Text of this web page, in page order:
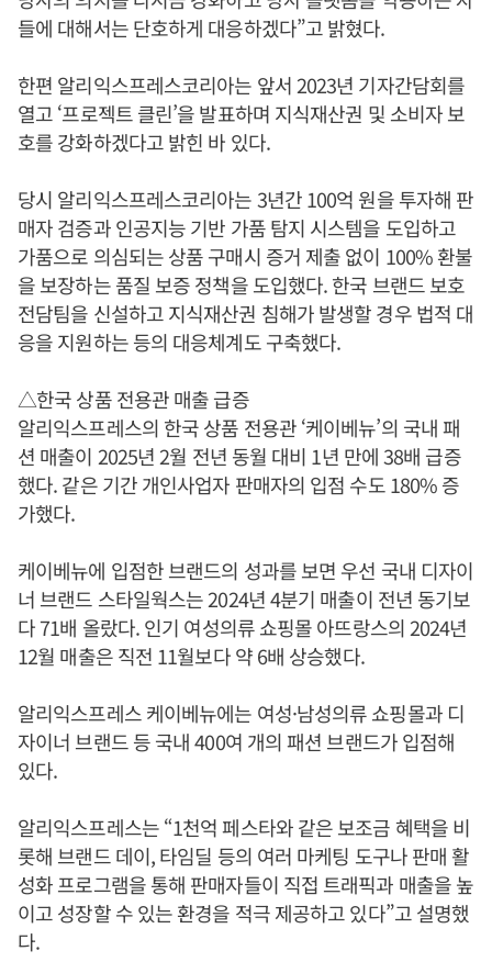
들에 대해서는 단호하게 대응하겠다”고 밝혔다.
한편 알리익스프레스코리아는 앞서 2023년 기자간담회를
열고 ‘프로젝트 클린’을 발표하며 지식재산권 및 소비자 보
호를 강화하겠다고 밝힌 바 있다.
당시 알리익스프레스코리아는 3년간 100억 원을 투자해 판
매자 검증과 인공지능 기반 가품 탐지 시스템을 도입하고
가품으로 의심되는 상품 구매시 증거 제출 없이 100% 환불
을 보장하는 품질 보증 정책을 도입했다. 한국 브랜드 보호
전담팀을 신설하고 지식재산권 침해가 발생할 경우 법적 대
응을 지원하는 등의 대응체계도 구축했다.
△한국 상품 전용관 매출 급증
알리익스프레스의 한국 상품 전용관 ‘케이베뉴’의 국내 패
션 매출이 2025년 2월 전년 동월 대비 1년 만에 38배 급증
했다. 같은 기간 개인사업자 판매자의 입점 수도 180% 증
가했다.
케이베뉴에 입점한 브랜드의 성과를 보면 우선 국내 디자이
너 브랜드 스타일웍스는 2024년 4분기 매출이 전년 동기보
다 71배 올랐다. 인기 여성의류 쇼핑몰 아뜨랑스의 2024년
12월 매출은 직전 11월보다 약 6배 상승했다.
알리익스프레스 케이베뉴에는 여성·남성의류 쇼핑몰과 디
자이너 브랜드 등 국내 400여 개의 패션 브랜드가 입점해
있다.
알리익스프레스는 “1천억 페스타와 같은 보조금 혜택을 비
롯해 브랜드 데이, 타임딜 등의 여러 마케팅 도구나 판매 활
성화 프로그램을 통해 판매자들이 직접 트래픽과 매출을 높
이고 성장할 수 있는 환경을 적극 제공하고 있다”고 설명했
다.